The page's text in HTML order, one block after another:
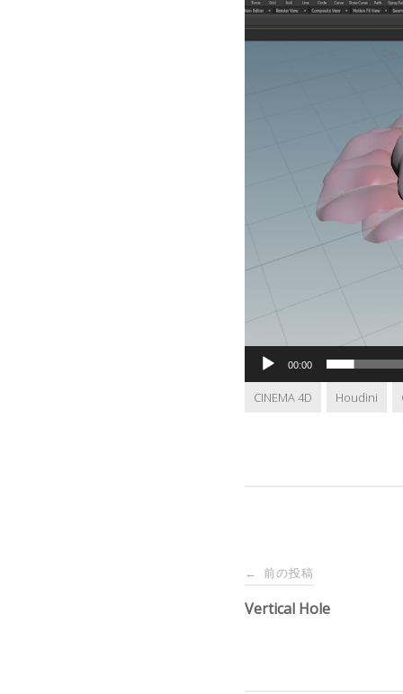
画
プ
00:00
CINEMA 4D Houdini
投
稿
← 前の投稿
Vertical Hole